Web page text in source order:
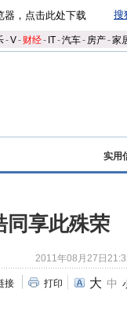
器，点击此处下载 搜
-V- 财经- IT-汽车- 房产-家
实用
同享此殊荣
2011年08月27日
接 打印 大 中